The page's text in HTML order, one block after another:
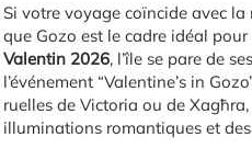
Si votre voyage coïncide avec
que Gozo est le cadre idéal pour
Valentin 2026, l’île se pare de
l’événement “Valentine’s in
ruelles de Victoria ou de
illuminations romantiques et